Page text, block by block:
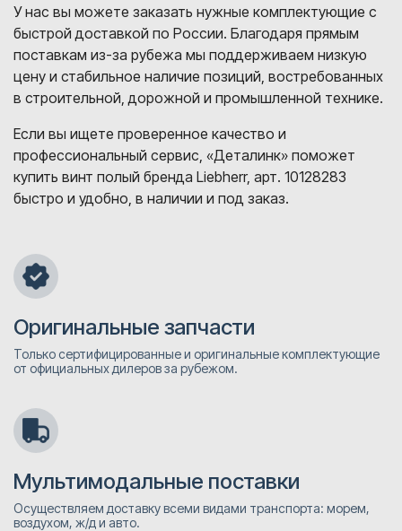
У нас вы можете заказать нужные комплектующие с
быстрой доставкой по России. Благодаря прямым
поставкам из-за рубежа мы поддерживаем низкую
цену и стабильное наличие позиций, востребованных
в строительной, дорожной и промышленной технике.
Если вы ищете проверенное качество и
профессиональный сервис, «Деталинк» поможет
купить винт полый бренда Liebherr, арт. 10128283
быстро и удобно, в наличии и под заказ.
Оригинальные запчасти
Только сертифицированные и оригинальные комплектующие
от официальных дилеров за рубежом.
Мультимодальные поставки
Осуществляем доставку всеми видами транспорта: морем,
воздухом, ж/д и авто.